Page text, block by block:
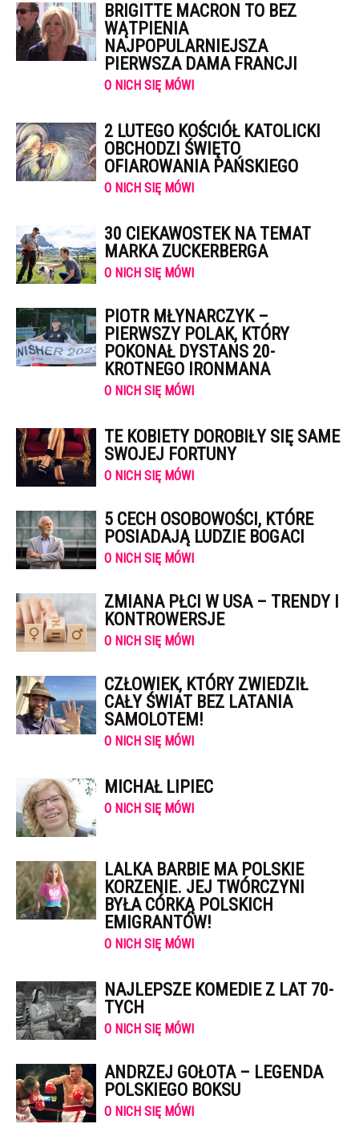
BRIGITTE MACRON TO BEZ
WĄTPIENIA
NAJPOPULARNIEJSZA
PIERWSZA DAMA FRANCJI
O NICH SIĘ MÓWI
2 LUTEGO KOŚCIÓŁ KATOLICKI
OBCHODZI ŚWIĘTO
OFIAROWANIA PAŃSKIEGO
O NICH SIĘ MÓWI
30 CIEKAWOSTEK NA TEMAT
MARKA ZUCKERBERGA
O NICH SIĘ MÓWI
PIOTR MŁYNARCZYK –
PIERWSZY POLAK, KTÓRY
POKONAŁ DYSTANS 20-
KROTNEGO IRONMANA
O NICH SIĘ MÓWI
TE KOBIETY DOROBIŁY SIĘ SAME
SWOJEJ FORTUNY
O NICH SIĘ MÓWI
5 CECH OSOBOWOŚCI, KTÓRE
POSIADAJĄ LUDZIE BOGACI
O NICH SIĘ MÓWI
ZMIANA PŁCI W USA – TRENDY I
KONTROWERSJE
O NICH SIĘ MÓWI
CZŁOWIEK, KTÓRY ZWIEDZIŁ
CAŁY ŚWIAT BEZ LATANIA
SAMOLOTEM!
O NICH SIĘ MÓWI
MICHAŁ LIPIEC
O NICH SIĘ MÓWI
LALKA BARBIE MA POLSKIE
KORZENIE. JEJ TWÓRCZYNI
BYŁA CÓRKĄ POLSKICH
EMIGRANTÓW!
O NICH SIĘ MÓWI
NAJLEPSZE KOMEDIE Z LAT 70-
TYCH
O NICH SIĘ MÓWI
ANDRZEJ GOŁOTA – LEGENDA
POLSKIEGO BOKSU
O NICH SIĘ MÓWI